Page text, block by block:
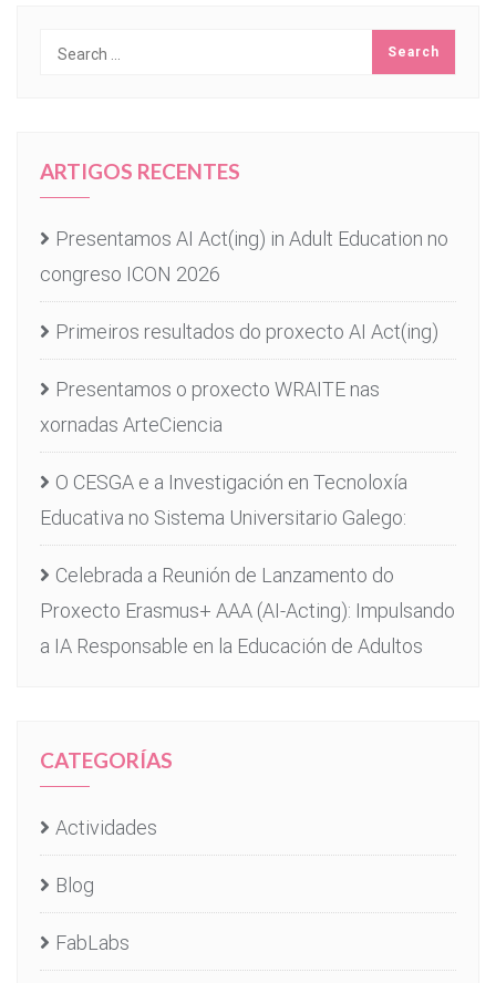
ARTIGOS RECENTES
Presentamos AI Act(ing) in Adult Education no
congreso ICON 2026
Primeiros resultados do proxecto AI Act(ing)
Presentamos o proxecto WRAITE nas
xornadas ArteCiencia
O CESGA e a Investigación en Tecnoloxía
Educativa no Sistema Universitario Galego:
Celebrada a Reunión de Lanzamento do
Proxecto Erasmus+ AAA (AI-Acting): Impulsando
a IA Responsable en la Educación de Adultos
CATEGORÍAS
Actividades
Blog
FabLabs